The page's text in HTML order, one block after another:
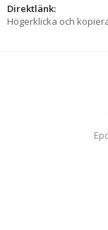
Direktlänk:
Högerklicka och